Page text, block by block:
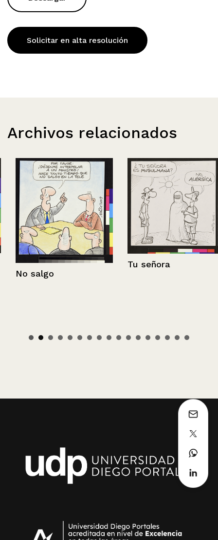
Solicitar en alta resolución
Archivos relacionados
No salgo
Tu señora